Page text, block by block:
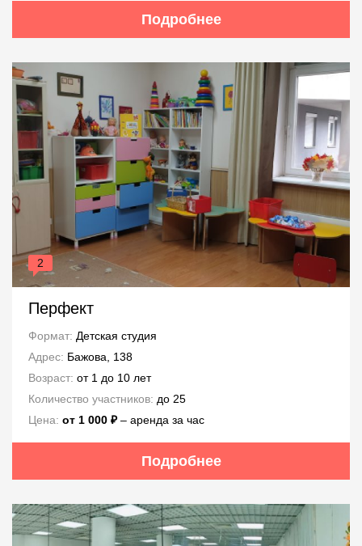
Подробнее
2
Перфект
Формат: Детская студия
Адрес: Бажова, 138
Возраст: от 1 до 10 лет
Количество участников: до 25
Цена: от 1 000 ₽– аренда за час
Подробнее